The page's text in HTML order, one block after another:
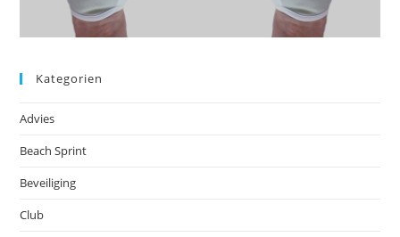
Kategorien
Advies
Beach Sprint
Beveiliging
Club